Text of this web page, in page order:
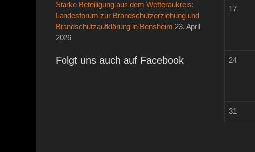
17
24
31
Starke Beteiligung aus dem Wetteraukreis:
Landesforum zur Brandschutzerziehung und
Brandschutzaufklärung in Bensheim 23. April
2026
Folgt uns auch auf Facebook